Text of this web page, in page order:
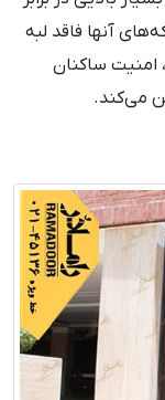
آنها فاقد لبه
امنیت ساکنان
می‌کند.